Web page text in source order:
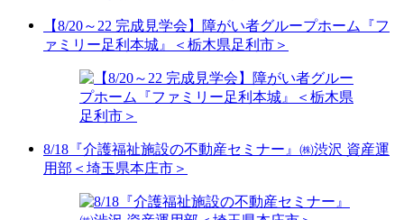
【8/20～22 完成見学会】障がい者グループホーム『フ
ァミリー足利本城』＜栃木県足利市＞
8/18『介護福祉施設の不動産セミナー』㈱渋沢 資産運
用部＜埼玉県本庄市＞